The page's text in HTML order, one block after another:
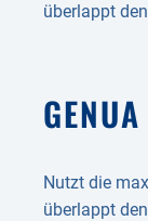
überlappt
Nutzt die
überlappt